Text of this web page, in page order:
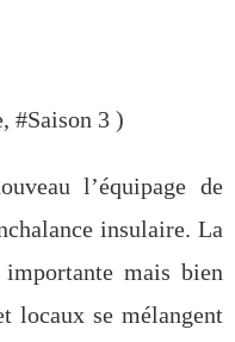
, #Saison 3 )
l’équipage de
insulaire. La
mais bien
locaux se mélangent